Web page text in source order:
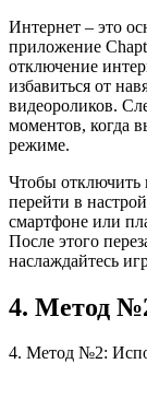
Интернет – это
приложение
отключение
избавиться от
видеороликов.
моментов, когда
режиме.
Чтобы отключить
перейти в
смартфоне или
После этого
наслаждайтесь
4. Метод
4. Метод №2: